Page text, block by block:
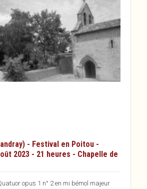
- Festival en Poitou -
2023 - 21 heures - Chapelle de
opus 1 n° 2 en mi bémol majeur